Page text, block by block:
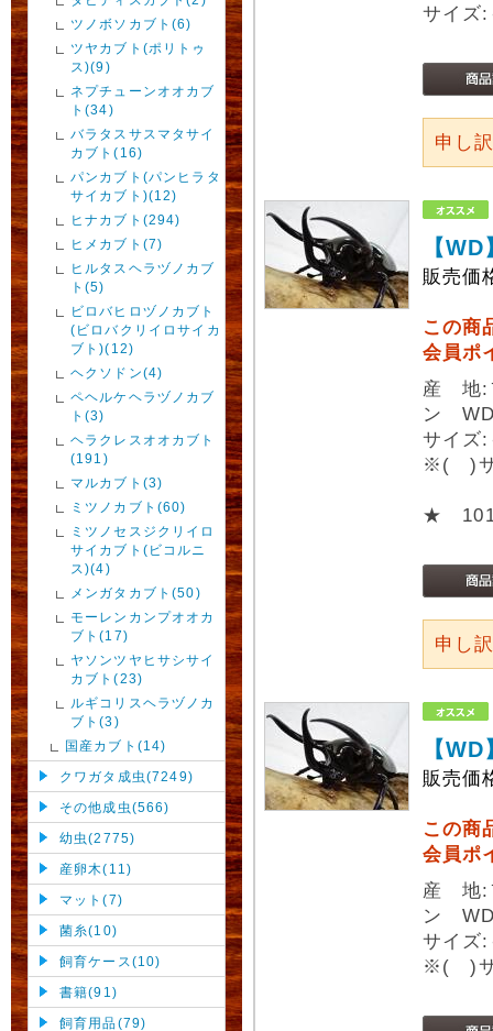
ツノボソカブト(6)
ツヤカブト(ポリトゥ
ス)(9)
ネプチューンオオカブ
ト(34)
バラタスサスマタサイ
カブト(16)
パンカブト(パンヒラタ
サイカブト)(12)
ヒナカブト(294)
ヒメカブト(7)
ヒルタスヘラヅノカブ
ト(5)
ビロバヒロヅノカブト
(ビロバクリイロサイカ
ブト)(12)
ヘクソドン(4)
ペヘルケヘラヅノカブ
ト(3)
ヘラクレスオオカブト
(191)
マルカブト(3)
ミツノカブト(60)
ミツノセスジクリイロ
サイカブト(ビコルニ
ス)(4)
メンガタカブト(50)
モーレンカンプオオカ
ブト(17)
ヤソンツヤヒサシサイ
カブト(23)
ルギコリスヘラヅノカ
ブト(3)
国産カブト(14)
クワガタ成虫(7249)
その他成虫(566)
幼虫(2775)
産卵木(11)
マット(7)
菌糸(10)
飼育ケース(10)
書籍(91)
飼育用品(79)
サイ
申し
【
販売価
この商
会員ポ
産 地:
ン
サイズ
※( )サ
★
申し
【
販売価
この商
会員ポ
産 地:
ン
サイ
※( )サ